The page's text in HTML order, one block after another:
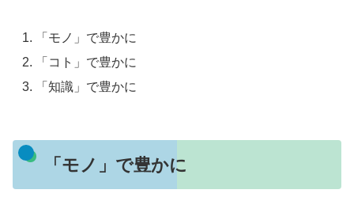
「モノ」で豊かに
「コト」で豊かに
「知識」で豊かに
「モノ」で豊かに